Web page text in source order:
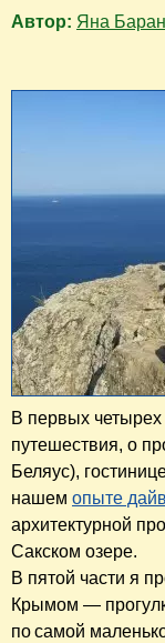
Автор: Яна
В первых четырех
путешествия, о
Беляус),
нашем опыте
архитектурной
Сакском озере.
В пятой части я
Крымом —
по самой